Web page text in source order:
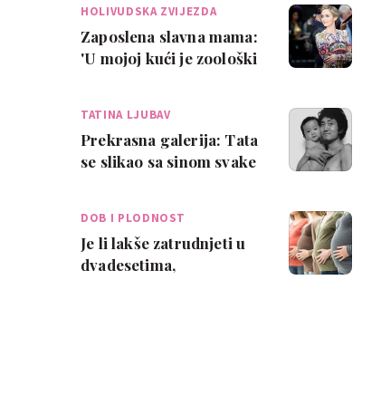
HOLIVUDSKA ZVIJEZDA
Zaposlena slavna mama:
'U mojoj kući je zoološki
TATINA LJUBAV
Prekrasna galerija: Tata
se slikao sa sinom svake
DOB I PLODNOST
Je li lakše zatrudnjeti u
dvadesetima,